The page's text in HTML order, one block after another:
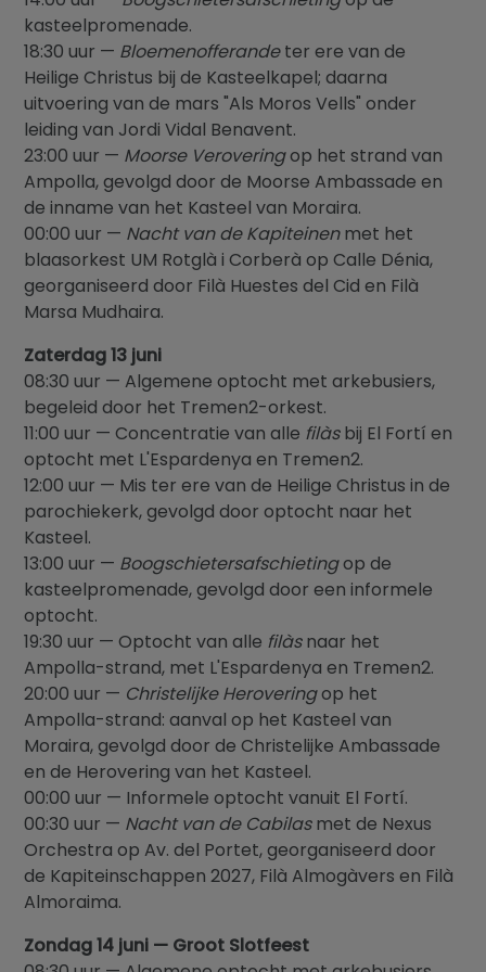
kasteelpromenade.
18:30 uur — Bloemenofferandeter ere van de
Heilige Christus bij de Kasteelkapel; daarna
uitvoering van de mars "Als Moros Vells" onder
leiding van Jordi Vidal Benavent.
23:00 uur — Moorse Veroveringop het strand van
Ampolla, gevolgd door de Moorse Ambassade en
de inname van het Kasteel van Moraira.
00:00 uur — Nacht van de Kapiteinenmet het
blaasorkest UM Rotglà i Corberà op Calle Dénia,
georganiseerd door Filà Huestes del Cid en Filà
Marsa Mudhaira.
Zaterdag 13 juni
08:30 uur — Algemene optocht met arkebusiers,
begeleid door het Tremen2-orkest.
11:00 uur — Concentratie van alle filàsbij El Fortí en
optocht met L'Espardenya en Tremen2.
12:00 uur — Mis ter ere van de Heilige Christus in de
parochiekerk, gevolgd door optocht naar het
Kasteel.
13:00 uur — Boogschietersafschietingop de
kasteelpromenade, gevolgd door een informele
optocht.
19:30 uur — Optocht van alle filàsnaar het
Ampolla-strand, met L'Espardenya en Tremen2.
20:00 uur — Christelijke Heroveringop het
Ampolla-strand: aanval op het Kasteel van
Moraira, gevolgd door de Christelijke Ambassade
en de Herovering van het Kasteel.
00:00 uur — Informele optocht vanuit El Fortí.
00:30 uur — Nacht van de Cabilasmet de Nexus
Orchestra op Av. del Portet, georganiseerd door
de Kapiteinschappen 2027, Filà Almogàvers en Filà
Almoraima.
Zondag 14 juni — Groot Slotfeest